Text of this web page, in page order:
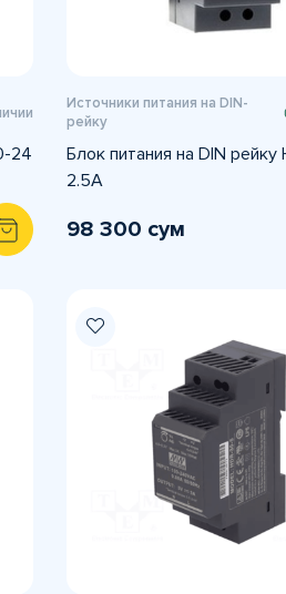
24
Источники питания на DIN-
рейку
Блок питания на DIN рейку
2.5А
98 300 сум